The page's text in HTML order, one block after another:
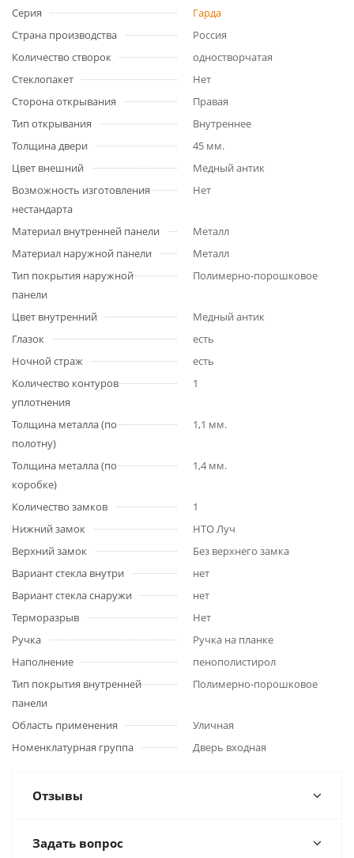
Серия
Гарда
Страна производства
Россия
Количество створок
одностворчатая
Стеклопакет
Нет
Сторона открывания
Правая
Тип открывания
Внутреннее
Толщина двери
45 мм.
Цвет внешний
Медный антик
Возможность изготовления
нестандарта
Нет
Материал внутренней панели
Металл
Материал наружной панели
Металл
Тип покрытия наружной
панели
Полимерно-порошковое
Цвет внутренний
Медный антик
Глазок
есть
Ночной страж
есть
Количество контуров
уплотнения
1
Толщина металла (по
полотну)
1,1 мм.
Толщина металла (по
коробке)
1,4 мм.
Количество замков
1
Нижний замок
НТО Луч
Верхний замок
Без верхнего замка
Вариант стекла внутри
нет
Вариант стекла снаружи
нет
Терморазрыв
Нет
Ручка
Ручка на планке
Наполнение
пенополистирол
Тип покрытия внутренней
панели
Полимерно-порошковое
Область применения
Уличная
Номенклатурная группа
Дверь входная
Отзывы
Задать вопрос